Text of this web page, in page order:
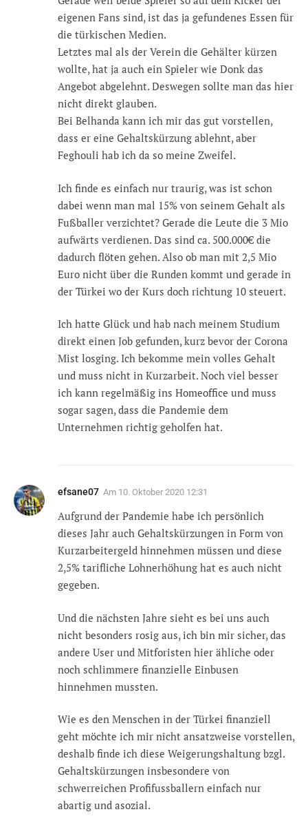
eigenen Fans sind, ist das ja gefundenes Essen für
die türkischen Medien.
Letztes mal als der Verein die Gehälter kürzen
wollte, hat ja auch ein Spieler wie Donk das
Angebot abgelehnt. Deswegen sollte man das hier
nicht direkt glauben.
Bei Belhanda kann ich mir das gut vorstellen,
dass er eine Gehaltskürzung ablehnt, aber
Feghouli hab ich da so meine Zweifel.
Ich finde es einfach nur traurig, was ist schon
dabei wenn man mal 15% von seinem Gehalt als
Fußballer verzichtet? Gerade die Leute die 3 Mio
aufwärts verdienen. Das sind ca. 500.000€ die
dadurch flöten gehen. Also ob man mit 2,5 Mio
Euro nicht über die Runden kommt und gerade in
der Türkei wo der Kurs doch richtung 10 steuert.
Ich hatte Glück und hab nach meinem Studium
direkt einen Job gefunden, kurz bevor der Corona
Mist losging. Ich bekomme mein volles Gehalt
und muss nicht in Kurzarbeit. Noch viel besser
ich kann regelmäßig ins Homeoffice und muss
sogar sagen, dass die Pandemie dem
Unternehmen richtig geholfen hat.
efsane07 Am 10. Oktober 2020 12:31
Aufgrund der Pandemie habe ich persönlich
dieses Jahr auch Gehaltskürzungen in Form von
Kurzarbeitergeld hinnehmen müssen und diese
2,5% tarifliche Lohnerhöhung hat es auch nicht
gegeben.
Und die nächsten Jahre sieht es bei uns auch
nicht besonders rosig aus, ich bin mir sicher, das
andere User und Mitforisten hier ähliche oder
noch schlimmere finanzielle Einbusen
hinnehmen mussten.
Wie es den Menschen in der Türkei finanziell
geht möchte ich mir nicht ansatzweise vorstellen,
deshalb finde ich diese Weigerungshaltung bzgl.
Gehaltskürzungen insbesondere von
schwerreichen Profifussballern einfach nur
abartig und asozial.